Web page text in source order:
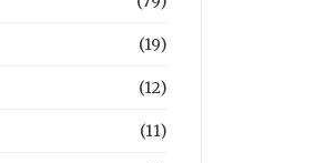
(19)
(12)
(11)